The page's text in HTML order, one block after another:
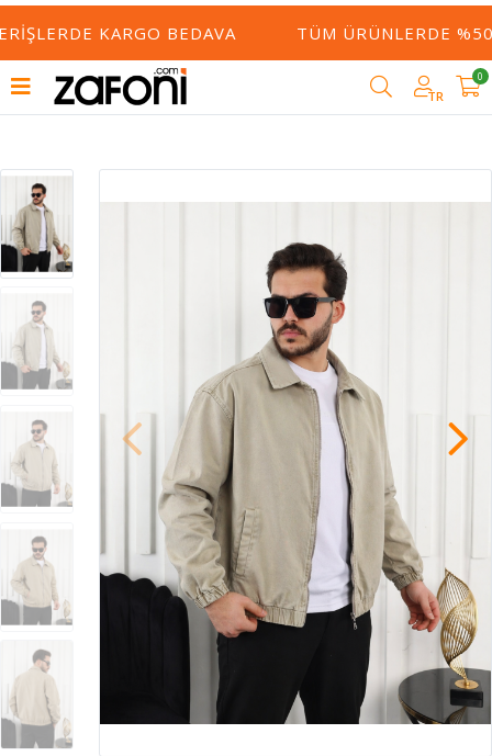
KARGO BEDAVA TÜM ÜRÜNLERDE %50
TR
0